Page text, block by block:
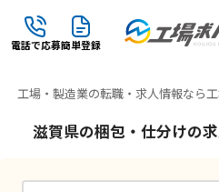
電話で応募簡単登録
工場・製造業の転職・求人情報なら
滋賀県の梱包・仕分けの